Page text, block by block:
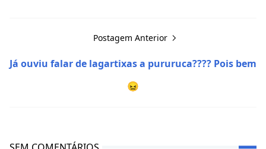
Postagem Anterior
Já ouviu falar de lagartixas a pururuca???? Pois bem
😖